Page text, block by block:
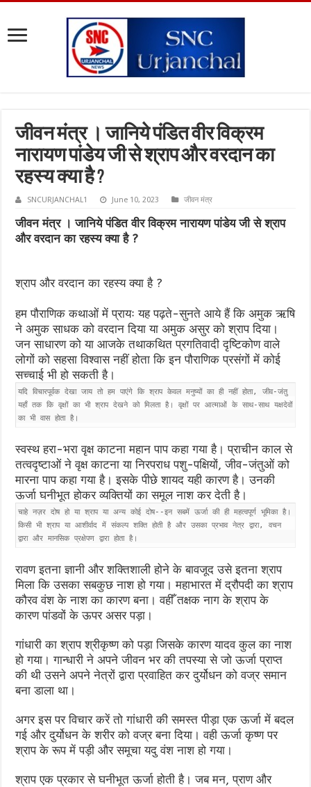
जीवन मंत्र । जानिये पंडित वीर विक्रम
नारायण पांडेय जी से श्राप और वरदान का
रहस्य क्या है ?
SNCURJANCHAL1 June 10, 2023 जीवन मंत्र
जीवन मंत्र । जानिये पंडित वीर विक्रम नारायण पांडेय जी से श्राप
और वरदान का रहस्य क्या है ?
श्राप और वरदान का रहस्य क्या है ?
हम पौराणिक कथाओं में प्रायः यह पढ़ते-सुनते आये हैं कि अमुक ऋषि
ने अमुक साधक को वरदान दिया या अमुक असुर को श्राप दिया।
जन साधारण को या आजके तथाकथित प्रगतिवादी दृष्टिकोण वाले
लोगों को सहसा विश्वास नहीं होता कि इन पौराणिक प्रसंगों में कोई
सच्चाई भी हो सकती है।
यदि विचारपूर्वक देखा जाय तो हम पाएंगे कि श्राप केवल मनुष्यों का ही नहीं होता, जीव-जंतु
यहाँ तक कि वृक्षों का भी श्राप देखने को मिलता है। वृक्षों पर आत्माओं के साथ-साथ यक्षदेवों
का भी वास होता है।
स्वस्थ हरा-भरा वृक्ष काटना महान पाप कहा गया है। प्राचीन काल से
तत्वदृष्टाओं ने वृक्ष काटना या निरपराध पशु-पक्षियों, जीव-जंतुओं को
मारना पाप कहा गया है। इसके पीछे शायद यही कारण है। उनकी
ऊर्जा घनीभूत होकर व्यक्तियों का समूल नाश कर देती है।
चाहे नज़र दोष हो या श्राप या अन्य कोई दोष--इन सबमें ऊर्जा की ही महत्वपूर्ण भूमिका है।
किसी भी श्राप या आशीर्वाद में संकल्प शक्ति होती है और उसका प्रभाव नेत्र द्वारा, वचन
द्वारा और मानसिक प्रक्षेपण द्वारा होता है।
रावण इतना ज्ञानी और शक्तिशाली होने के बावजूद उसे इतना श्राप
मिला कि उसका सबकुछ नाश हो गया। महाभारत में द्रौपदी का श्राप
कौरव वंश के नाश का कारण बना। वहीँ तक्षक नाग के श्राप के
कारण पांडवों के ऊपर असर पड़ा।
गांधारी का श्राप श्रीकृष्ण को पड़ा जिसके कारण यादव कुल का नाश
हो गया। गान्धारी ने अपने जीवन भर की तपस्या से जो ऊर्जा प्राप्त
की थी उसने अपने नेत्रों द्वारा प्रवाहित कर दुर्योधन को वज्र समान
बना डाला था।
अगर इस पर विचार करें तो गांधारी की समस्त पीड़ा एक ऊर्जा में बदल
गई और दुर्योधन के शरीर को वज्र बना दिया। वही ऊर्जा कृष्ण पर
श्राप के रूप में पड़ी और समूचा यदु वंश नाश हो गया।
श्राप एक प्रकार से घनीभूत ऊर्जा होती है। जब मन, प्राण और